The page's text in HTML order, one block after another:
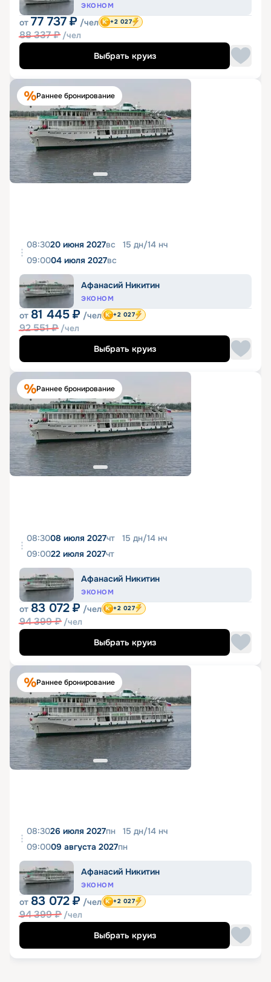
ЭКОНОМ
от 77 737 ₽ /чел
88 337₽ /чел
+2 027
Выбрать круиз
Раннее бронирование
08:3020 июня 2027вс 15 дн/14 нч
09:0004 июля 2027вс
Афанасий Никитин
ЭКОНОМ
от 81 445 ₽ /чел
92 551₽ /чел
+2 027
Выбрать круиз
Раннее бронирование
08:3008 июля 2027чт 15 дн/14 нч
09:0022 июля 2027чт
Афанасий Никитин
ЭКОНОМ
от 83 072 ₽ /чел
94 399₽ /чел
+2 027
Выбрать круиз
Раннее бронирование
08:3026 июля 2027пн 15 дн/14 нч
09:0009 августа 2027пн
Афанасий Никитин
ЭКОНОМ
от 83 072 ₽ /чел
94 399₽ /чел
+2 027
Выбрать круиз